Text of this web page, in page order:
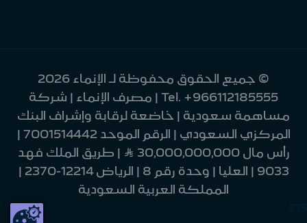
© جميع الحقوق محفوظة لـ الإنماء 2026
Tel. +966112185555
| مصرف الإنماء | شركة
مساهمة سعودية | خاضعة لرقابة وإشراف البنك
المركزي السعودي | الرقم الموحد 7001514442 |
رأس مال 30,000,000,000 Ʀ | طريق الملك فهد
9033 | العليا | وحدة رقم 8 | الرياض 12214-2370 |
المملكة العربية السعودية